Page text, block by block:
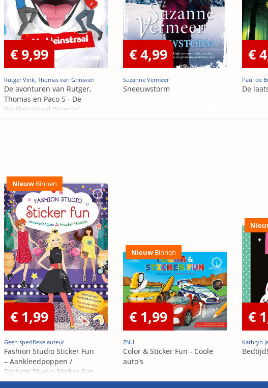
€ 9,99
Rutger Vink, Thomas van Grinsven
De avonturen van Rutger,
Thomas en Paco 5 - De
Verkleinstraal (Special
€ 4,99
Suzanne Vermeer
Sneeuwstorm
€
Paul de
De
Nieuw Binnen
€ 1,99
Geen specifieke auteur
Fashion Studio Sticker Fun
– Aankleedpoppen /
Fashion Studio Sticker Fun
– Poupées Á habiller
Nieuw Binnen
€ 1,99
ZNU
Color & Sticker Fun - Coole
auto's
€
Kathryn
Bedtijd!